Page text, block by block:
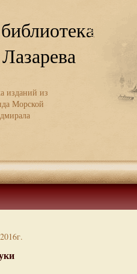
изданий из
Морской